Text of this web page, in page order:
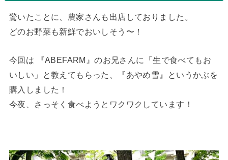
驚いたことに、農家さんも出店しておりました。
どのお野菜も新鮮でおいしそう〜！
今回は 『ABEFARM』のお兄さんに「生で食べてもお
いしい」と教えてもらった、『あやめ雪』というかぶを
購入しました！
今夜、さっそく食べようとワクワクしています！